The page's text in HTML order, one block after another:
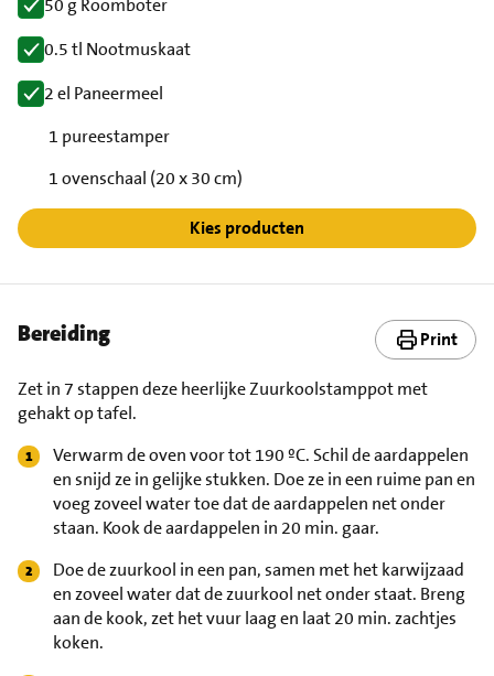
50 g Roomboter
0.5 tl Nootmuskaat
2 el Paneermeel
1 pureestamper
1 ovenschaal (20 x 30 cm)
Kies producten
Bereiding Print
Zet in 7 stappen deze heerlijke Zuurkoolstamppot met
gehakt op tafel.
Verwarm de oven voor tot 190 ºC. Schil de aardappelen
en snijd ze in gelijke stukken. Doe ze in een ruime pan en
voeg zoveel water toe dat de aardappelen net onder
staan. Kook de aardappelen in 20 min. gaar.
Doe de zuurkool in een pan, samen met het karwijzaad
en zoveel water dat de zuurkool net onder staat. Breng
aan de kook, zet het vuur laag en laat 20 min. zachtjes
koken.